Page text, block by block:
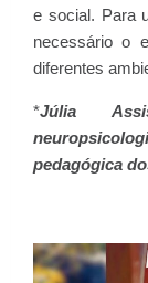
e social. Para
necessário o
diferentes
*Júlia
pedagógica